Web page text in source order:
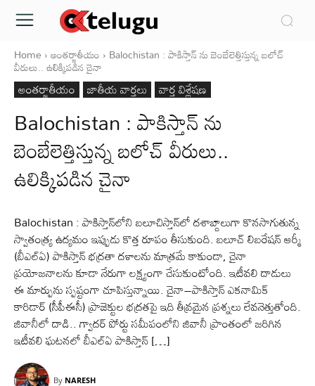
Home అంతర్జాతీయం Balochistan : పాకిస్తాన్ ను బెంబేలెత్తిస్తున్న బలోచ్
వీరులు.. ఉలిక్కిపడిన చైనా
అంతర్జాతీయం జాతీయ వార్తలు వార్త విశ్లేషణ
Balochistan : పాకిస్తాన్ ను
బెంబేలెత్తిస్తున్న బలోచ్ వీరులు..
ఉలిక్కిపడిన చైనా
Balochistan : పాకిస్తాన్‌లోని బలూచిస్తాన్‌లో దశాబ్దాలుగా కొనసాగుతున్న
స్వాతంత్య్ర ఉద్యమం ఇప్పుడు కొత్త రూపం తీసుకుంది. బలూచ్‌ లిబరేషన్‌ ఆర్మీ
(బీఎల్‌ఏ) పాకిస్తాన్‌ భద్రతా దళాలను మాత్రమే కాకుండా, చైనా
ప్రయోజనాలను కూడా నేరుగా లక్ష్యంగా చేసుకుంటోంది. ఇటీవలి దాడులు
ఈ మార్పును స్పష్టంగా చూపిస్తున్నాయి. చైనా–పాకిస్తాన్‌ ఎకనామిక్‌
కారిడార్‌ (సీపీఈసీ) ప్రాజెక్టుల భద్రతపై ఇది తీవ్రమైన ప్రశ్నలు లేవనెత్తుతోంది.
జివానీలో దాడి.. గ్వాదర్‌ పోర్టు సమీపంలోని జివానీ ప్రాంతంలో జరిగిన
ఇటీవలి ఘటనలో బీఎల్‌ఏ పాకిస్తాన్‌ […]
By NARESH